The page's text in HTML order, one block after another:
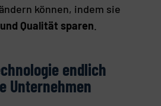
können, indem sie
Qualität sparen
endlich
Unternehmen